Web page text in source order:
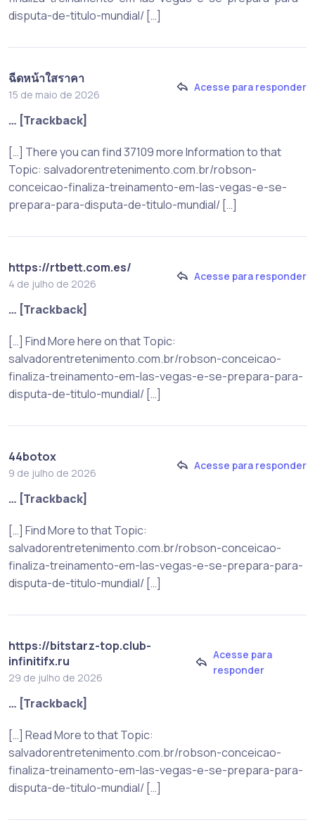
disputa-de-titulo-mundial/ […]
ฉีดหน้าใสราคา
15 de maio de 2026
Acesse para responder
… [Trackback]
[…] There you can find 37109 more Information to that
Topic: salvadorentretenimento.com.br/robson-
conceicao-finaliza-treinamento-em-las-vegas-e-se-
prepara-para-disputa-de-titulo-mundial/ […]
https://rtbett.com.es/
4 de julho de 2026
Acesse para responder
… [Trackback]
[…] Find More here on that Topic:
salvadorentretenimento.com.br/robson-conceicao-
finaliza-treinamento-em-las-vegas-e-se-prepara-para-
disputa-de-titulo-mundial/ […]
44botox
9 de julho de 2026
Acesse para responder
… [Trackback]
[…] Find More to that Topic:
salvadorentretenimento.com.br/robson-conceicao-
finaliza-treinamento-em-las-vegas-e-se-prepara-para-
disputa-de-titulo-mundial/ […]
https://bitstarz-top.club-
infinitifx.ru
29 de julho de 2026
Acesse para
responder
… [Trackback]
[…] Read More to that Topic:
salvadorentretenimento.com.br/robson-conceicao-
finaliza-treinamento-em-las-vegas-e-se-prepara-para-
disputa-de-titulo-mundial/ […]